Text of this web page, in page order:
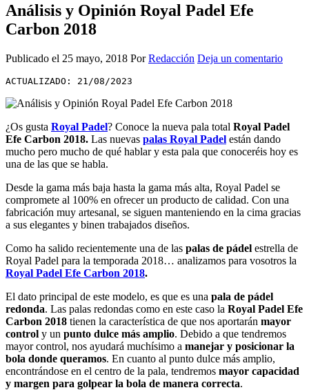
Análisis y Opinión Royal Padel Efe
Carbon 2018
Publicado el 25 mayo, 2018 PorRedacción Deja un comentario
ACTUALIZADO: 21/08/2023
¿Os gusta Royal Padel? Conoce la nueva pala total Royal Padel
Efe Carbon 2018. Las nuevas palas Royal Padel están dando
mucho pero mucho de qué hablar y esta pala que conoceréis hoy es
una de las que se habla.
Desde la gama más baja hasta la gama más alta, Royal Padel se
compromete al 100% en ofrecer un producto de calidad. Con una
fabricación muy artesanal, se siguen manteniendo en la cima gracias
a sus elegantes y binen trabajados diseños.
Como ha salido recientemente una de las palas de pádel estrella de
Royal Padel para la temporada 2018… analizamos para vosotros la
Royal Padel Efe Carbon 2018.
El dato principal de este modelo, es que es una pala de pádel
redonda. Las palas redondas como en este caso la Royal Padel Efe
Carbon 2018 tienen la característica de que nos aportarán mayor
control y un punto dulce más amplio. Debido a que tendremos
mayor control, nos ayudará muchísimo a manejar y posicionar la
bola donde queramos. En cuanto al punto dulce más amplio,
encontrándose en el centro de la pala, tendremos mayor capacidad
y margen para golpear la bola de manera correcta.